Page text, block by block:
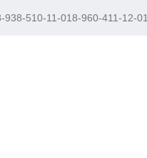
938-510-11-018-960-411-12-01